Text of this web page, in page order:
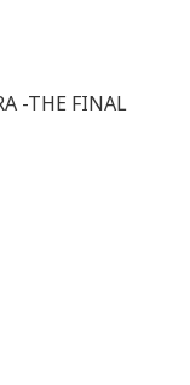
-THE FINAL